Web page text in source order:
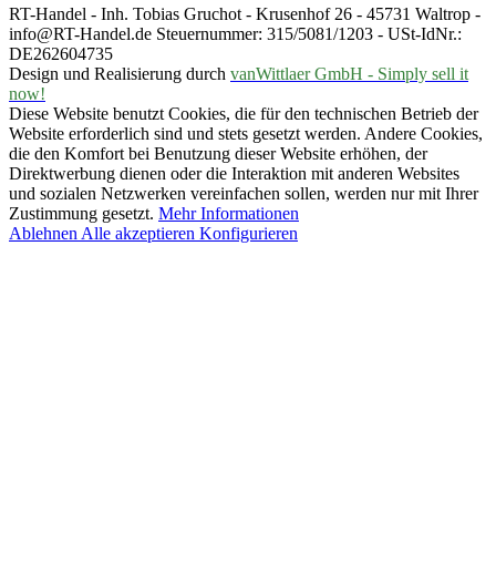
RT-Handel - Inh. Tobias Gruchot - Krusenhof 26 - 45731 Waltrop -
info@RT-Handel.de Steuernummer: 315/5081/1203 - USt-IdNr.:
DE262604735
Design und Realisierung durch vanWittlaer GmbH - Simply sell it
now!
Diese Website benutzt Cookies, die für den technischen Betrieb der
Website erforderlich sind und stets gesetzt werden. Andere Cookies,
die den Komfort bei Benutzung dieser Website erhöhen, der
Direktwerbung dienen oder die Interaktion mit anderen Websites
und sozialen Netzwerken vereinfachen sollen, werden nur mit Ihrer
Zustimmung gesetzt. Mehr Informationen
Ablehnen Alle akzeptieren Konfigurieren